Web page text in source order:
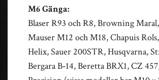
M6 Gänga:
Blaser R93 och R8, Browning
Mauser M12 och M18, Chapuis
Helix, Sauer 200STR, Husqvarna,
Bergara B‑14, Beretta BRX1, CZ